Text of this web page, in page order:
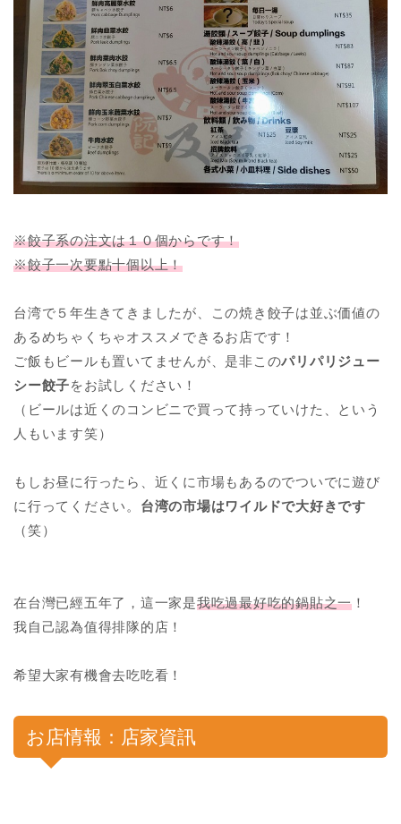
※餃子系の注文は１０個からです！
※餃子一次要點十個以上！
台湾で５年生きてきましたが、この焼き餃子は並ぶ価値の
あるめちゃくちゃオススメできるお店です！
ご飯もビールも置いてませんが、是非このパリパリジュー
シー餃子をお試しください！
（ビールは近くのコンビニで買って持っていけた、という
人もいます笑）
もしお昼に行ったら、近くに市場もあるのでついでに遊び
に行ってください。 台湾の市場はワイルドで大好きです
（笑）
在台灣已經五年了，這一家是我吃過最好吃的鍋貼之一 ！
我自己認為值得排隊的店！
希望大家有機會去吃吃看！
お店情報：店家資訊